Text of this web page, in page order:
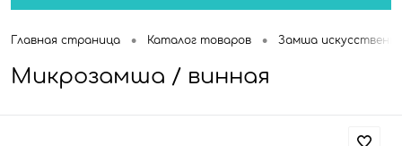
Главная страница • Каталог товаров • Замша
Микрозамша / винная